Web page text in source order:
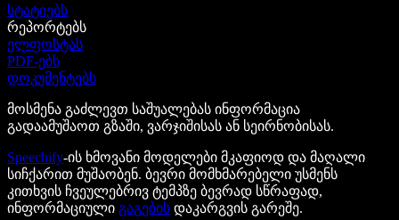
სტატიებს
რეპორტებს
ელფოსტას
PDF-ებს
დოკუმენტებს
მოსმენა გაძლევთ საშუალებას ინფორმაცია
გადაამუშაოთ გზაში, ვარჯიშისას ან სეირნობისას.
Speechify-ის ხმოვანი მოდელები მკაფიოდ და მაღალი
სიჩქარით მუშაობენ. ბევრი მომხმარებელი უსმენს
კითხვის ჩვეულებრივ ტემპზე ბევრად სწრაფად,
ინფორმაციული გაგების დაკარგვის გარეშე.